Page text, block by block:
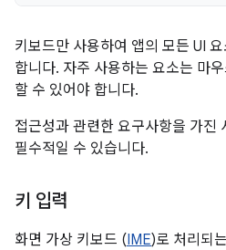
키보드만 사용하여 앱의 모든 UI
합니다. 자주 사용하는 요소는 마
할 수 있어야 합니다.
접근성과 관련한 요구사항을 가진
필수적일 수 있습니다.
키 입력
화면 가상 키보드 (IME)로 처리되